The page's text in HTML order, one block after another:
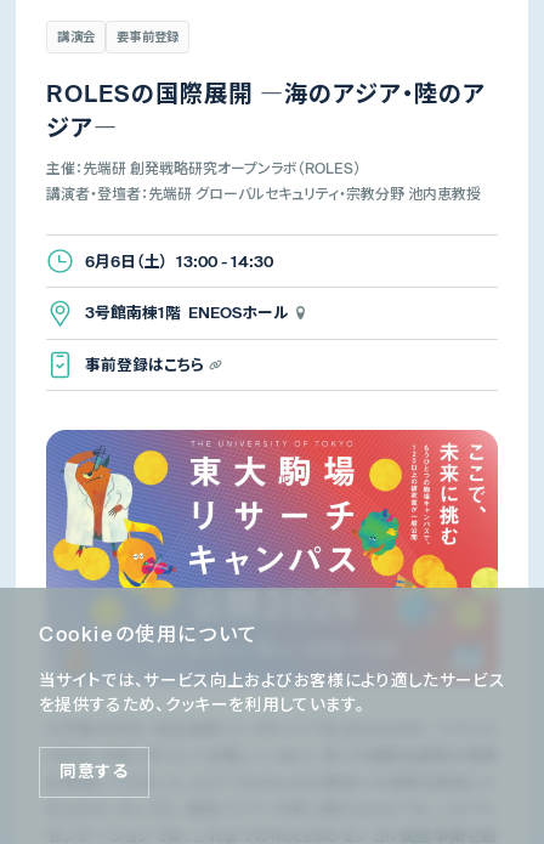
Cookieの使用について
当サイトでは、サービス向上およびお客様により適したサービス
を提供するため、クッキーを利用しています。
同意する
講演会 要事前登録
ROLESの国際展開 ―海のアジア・陸のア
ジア―
主催：先端研 創発戦略研究オープンラボ（ROLES）
講演者・登壇者：先端研 グローバルセキュリティ・宗教分野 池内恵教授
6月6日（土） 13:00 - 14:30
3号館南棟1階 ENEOSホール
事前登録はこちら
II外交」の担い手として定着しつつあり、多くの国際会議等の事業
を実施してきました。なかでもROLESが数多くの事業を実施して